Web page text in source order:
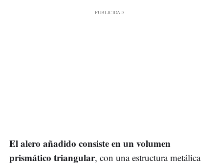
El alero añadido consiste en un volumen
prismático triangular, con una estructura metálica